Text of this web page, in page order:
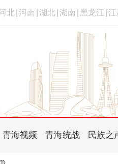
北 河南 湖北 湖南 黑龙江 江
青海视频 青海统战 民族之